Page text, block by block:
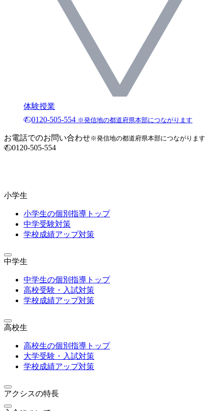
体験授業
0120-505-554 ※発信地の都道府県本部につながります
お電話でのお問い合わせ※発信地の都道府県本部につながります
0120-505-554
小学生
小学生の個別指導トップ
中学受験対策
学校成績アップ対策
中学生
中学生の個別指導トップ
高校受験・入試対策
学校成績アップ対策
高校生
高校生の個別指導トップ
大学受験・入試対策
学校成績アップ対策
アクシスの特長